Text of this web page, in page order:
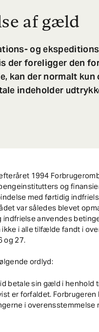
af gæld
og
der foreligger den
kan der normalt
indeholder
1994
og
med førtidig
var således blevet
anvendes
i alle tilfælde fandt i
og 27.
ordlyd:
betale sin gæld i henhold
er forfaldet. Forbrugeren
i overensstemmelse